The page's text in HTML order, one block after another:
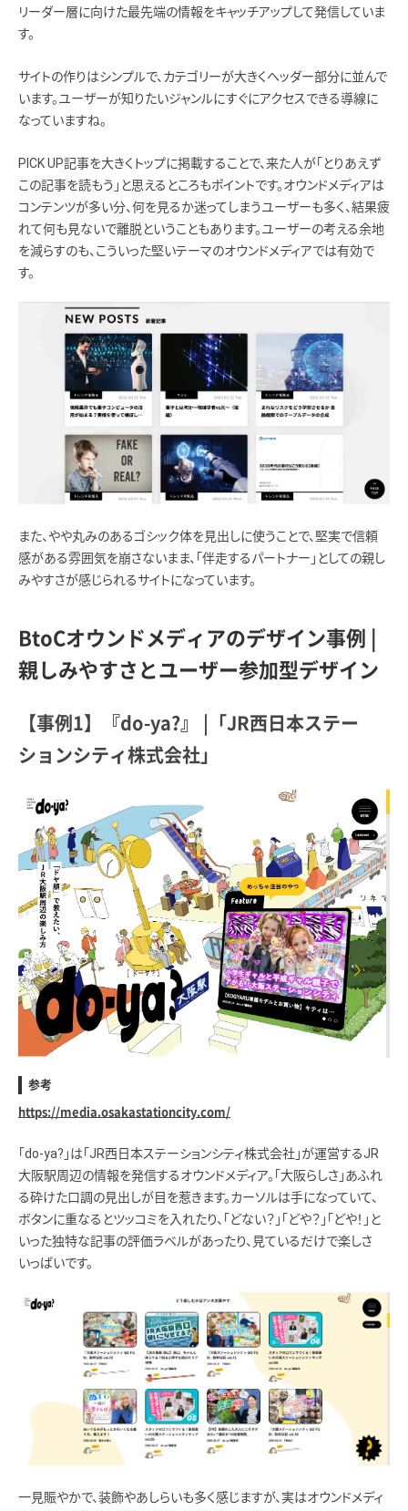
リーダー層に向けた最先端の情報をキャッチアップして発信していま
す。
サイトの作りはシンプルで、カテゴリーが大きくヘッダー部分に並んで
います。ユーザーが知りたいジャンルにすぐにアクセスできる導線に
なっていますね。
PICK UP記事を大きくトップに掲載することで、来た人が「とりあえず
この記事を読もう」と思えるところもポイントです。オウンドメディアは
コンテンツが多い分、何を見るか迷ってしまうユーザーも多く、結果疲
れて何も見ないで離脱ということもあります。ユーザーの考える余地
を減らすのも、こういった堅いテーマのオウンドメディアでは有効で
す。
また、やや丸みのあるゴシック体を見出しに使うことで、堅実で信頼
感がある雰囲気を崩さないまま、「伴走するパートナー」としての親し
みやすさが感じられるサイトになっています。
BtoCオウンドメディアのデザイン事例 |
親しみやすさとユーザー参加型デザイン
【事例1】『do-ya?』 |「JR西日本ステー
ションシティ株式会社」
参考
https://media.osakastationcity.com/
「do-ya?」は「JR西日本ステーションシティ株式会社」が運営するJR
大阪駅周辺の情報を発信するオウンドメディア。「大阪らしさ」あふれ
る砕けた口調の見出しが目を惹きます。カーソルは手になっていて、
ボタンに重なるとツッコミを入れたり、「どない？」「どや？」「どや！」と
いった独特な記事の評価ラベルがあったり、見ているだけで楽しさ
いっぱいです。
一見賑やかで、装飾やあしらいも多く感じますが、実はオウンドメディ